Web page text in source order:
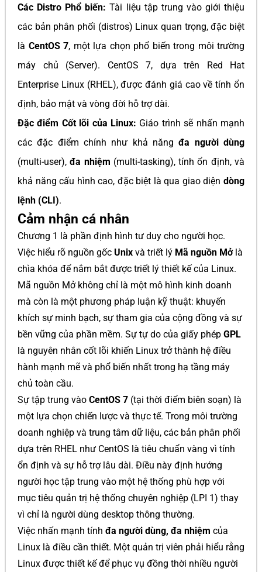
Các Distro Phổ biến: Tài liệu tập trung vào giới thiệu
các bản phân phối (distros) Linux quan trọng, đặc biệt
là CentOS 7, một lựa chọn phổ biến trong môi trường
máy chủ (Server). CentOS 7, dựa trên Red Hat
Enterprise Linux (RHEL), được đánh giá cao về tính ổn
định, bảo mật và vòng đời hỗ trợ dài.
Đặc điểm Cốt lõi của Linux: Giáo trình sẽ nhấn mạnh
các đặc điểm chính như khả năngđa người dùng
(multi-user),đa nhiệm (multi-tasking), tính ổn định, và
khả năng cấu hình cao, đặc biệt là qua giao diện dòng
lệnh (CLI).
Cảm nhận cá nhân
Chương 1 là phần định hình tư duy cho người học.
Việc hiểu rõ nguồn gốc Unix và triết lý Mã nguồn Mởlà
chìa khóa để nắm bắt được triết lý thiết kế của Linux.
Mã nguồn Mở không chỉ là một mô hình kinh doanh
mà còn là một phương pháp luận kỹ thuật: khuyến
khích sự minh bạch, sự tham gia của cộng đồng và sự
bền vững của phần mềm. Sự tự do của giấy phép GPL
là nguyên nhân cốt lõi khiến Linux trở thành hệ điều
hành mạnh mẽ và phổ biến nhất trong hạ tầng máy
chủ toàn cầu.
Sự tập trung vào CentOS 7 (tại thời điểm biên soạn) là
một lựa chọn chiến lược và thực tế. Trong môi trường
doanh nghiệp và trung tâm dữ liệu, các bản phân phối
dựa trên RHEL như CentOS là tiêu chuẩn vàng vì tính
ổn định và sự hỗ trợ lâu dài. Điều này định hướng
người học tập trung vào một hệ thống phù hợp với
mục tiêu quản trị hệ thống chuyên nghiệp (LPI 1) thay
vì chỉ là người dùng desktop thông thường.
Việc nhấn mạnh tính đa người dùng, đa nhiệm của
Linux là điều cần thiết. Một quản trị viên phải hiểu rằng
Linux được thiết kế để phục vụ đồng thời nhiều người